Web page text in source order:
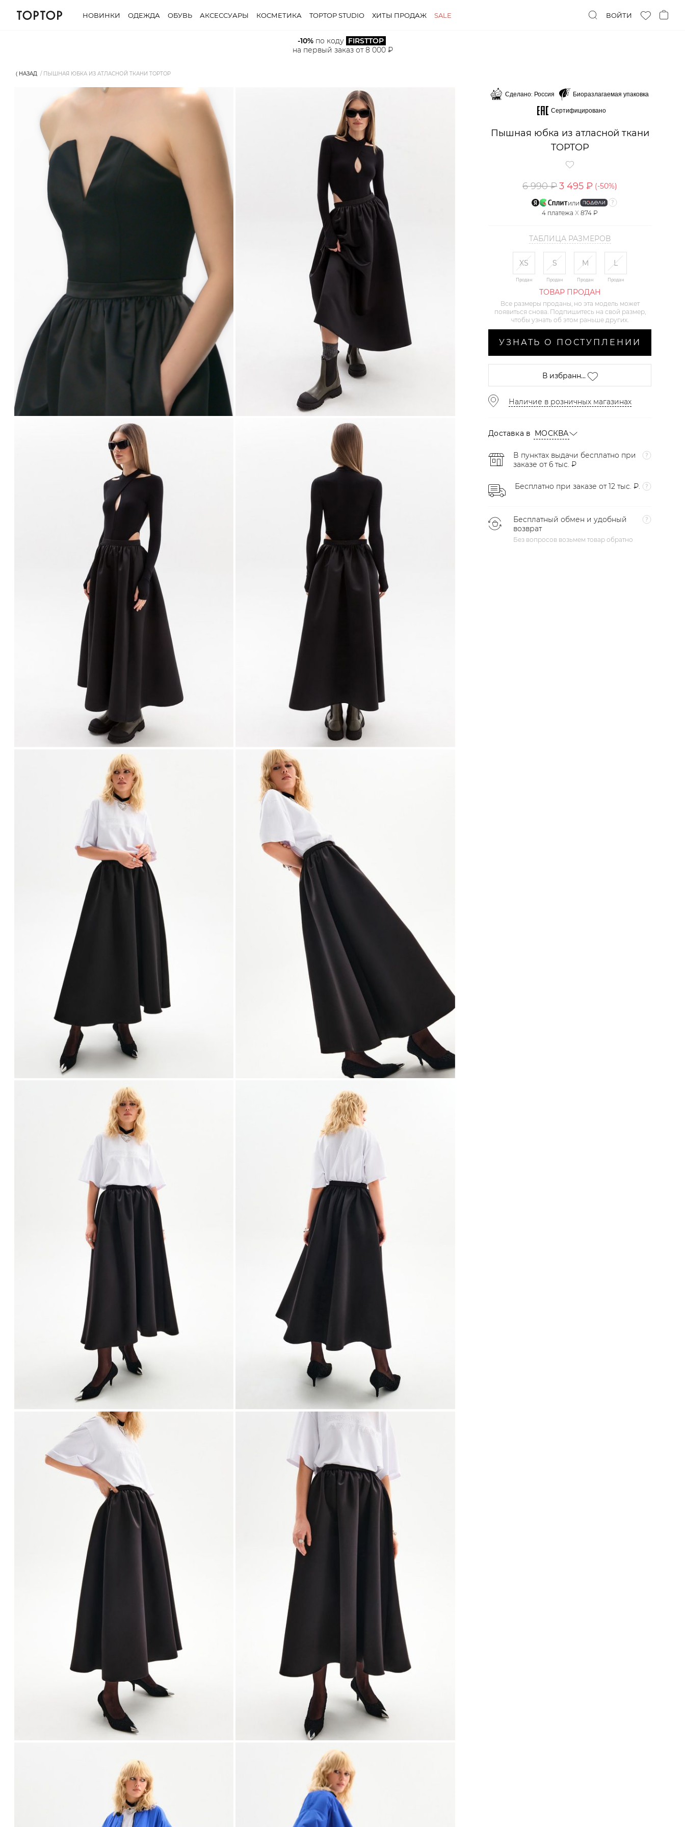
НОВИНКИ ОДЕЖДА ОБУВЬ АКСЕССУАРЫ КОСМЕТИКА TOPTOP STUDIO ХИТЫ ПРОДАЖ SALE ВОЙТИ
-10% по коду FIRSTTOP
на первый заказ от 8 000 ₽
⟨ НАЗАД ПЫШНАЯ ЮБКА ИЗ АТЛАСНОЙ ТКАНИ TOPTOP
Сделано: Россия
Биоразлагаемая упаковка
Сертифицировано
Пышная юбка из атласной ткани
TOPTOP
6 990 ₽3 495 ₽ (-50%)
или
4 платежаX 874 ₽
ТАБЛИЦА РАЗМЕРОВ
XS
Продан
S
Продан
M
Продан
L
Продан
ТОВАР ПРОДАН
Все размеры проданы, но эта модель может
появиться снова. Подпишитесь на свой размер,
чтобы узнать об этом раньше других.
УЗНАТЬ О ПОСТУПЛЕНИИ
В избранн...
Наличие в розничных магазинах
Доставка в МОСКВА
В пунктах выдачи бесплатно при
заказе от 6 тыс. ₽
Бесплатно при заказе от 12 тыс. ₽.
Бесплатный обмен и удобный
возврат
Без вопросов возьмем товар обратно